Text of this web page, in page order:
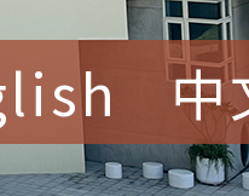
中
桃園市中